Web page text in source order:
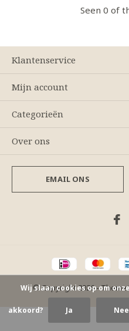
Seen 0 of
Klantenservice
Mijn account
Categorieën
Over ons
EMAIL ONS
© Copyright2026- Theme
Wij slaan cookies op om
akkoord? Ja Nee